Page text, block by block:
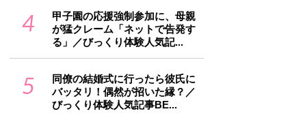
4
甲子園の応援強制参加に、母親
が猛クレーム「ネットで告発す
る」／びっくり体験人気記...
5
同僚の結婚式に行ったら彼氏に
バッタリ！偶然が招いた縁？／
びっくり体験人気記事BE...